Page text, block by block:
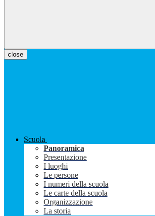
close
Scuola
Panoramica
Presentazione
I luoghi
Le persone
I numeri della scuola
Le carte della scuola
Organizzazione
La storia